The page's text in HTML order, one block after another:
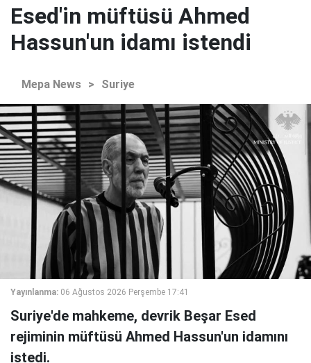
Esed'in müftüsü Ahmed
Hassun'un idamı istendi
Mepa News > Suriye
Yayınlanma: 06 Ağustos 2026 Perşembe 17:41
Suriye'de mahkeme, devrik Beşar Esed
rejiminin müftüsü Ahmed Hassun'un idamını
istedi.